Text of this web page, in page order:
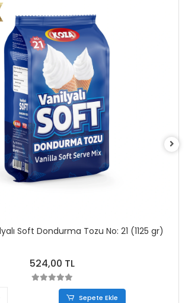
Soft Dondurma Tozu No: 21 (1125 gr)
524,00 TL
Sepete Ekle